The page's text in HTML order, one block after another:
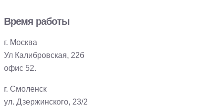
Время работы
г. Москва
Ул Калибровская, 22б
офис 52.
г. Смоленск
ул. Дзержинского, 23/2